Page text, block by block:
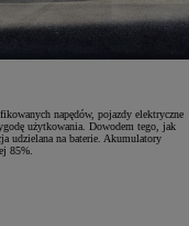
napędów, pojazdy elektryczne
użytkowania. Dowodem tego, jak
udzielana na baterie. Akumulatory
85%.